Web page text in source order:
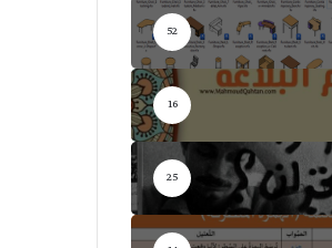
52
16
25